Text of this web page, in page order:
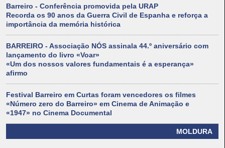
Barreiro - Conferência promovida pela URAP
Recorda os 90 anos da Guerra Civil de Espanha e reforça a
importância da memória histórica
BARREIRO - Associação NÓS assinala 44.º aniversário com
lançamento do livro «Voar»
«Um dos nossos valores fundamentais é a esperança»
afirmo
Festival Barreiro em Curtas foram vencedores os filmes
«Número zero do Barreiro» em Cinema de Animação e
«1947» no Cinema Documental
MOLDURA